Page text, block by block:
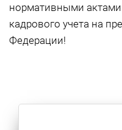
нормативными
кадрового учета на
Федерации!